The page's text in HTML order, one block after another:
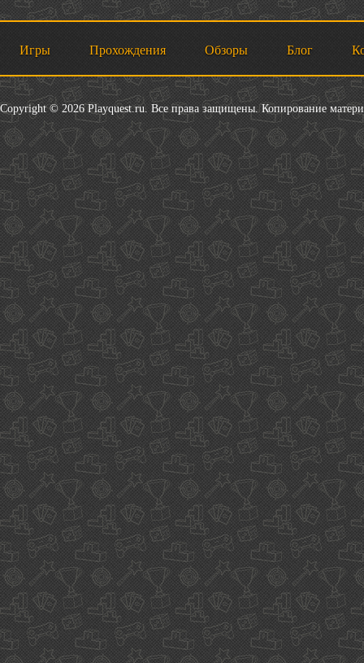
Игры Прохождения Обзоры Блог
Copyright © 2026 Playquest.ru. Все права защищены. Копирование